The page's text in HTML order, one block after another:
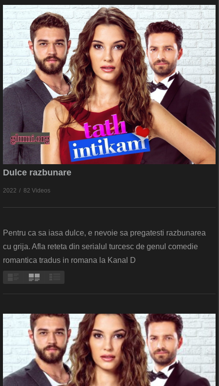
Dulce razbunare
2022 82 Videos
Pentru ca sa iasa dulce, e nevoie sa pregatesti razbunarea
cu grija. Afla reteta din serialul turcesc de genul comedie
romantica tradus in romana la Kanal D